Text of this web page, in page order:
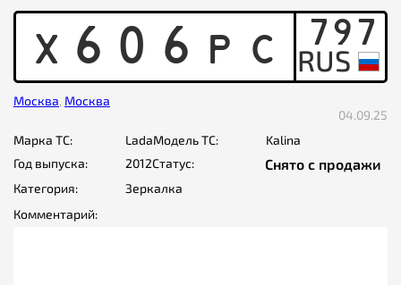
X 6 0 6 P C 797
Москва, Москва
04.09.25
Марка ТС:
LadaМодель ТС:
Kalina
Год выпуска:
2012Статус: Снято с продажи
Категория:
Зеркалка
Комментарий: